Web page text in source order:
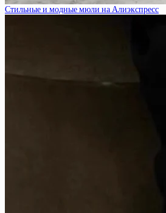
Стильные и модные мюли на Алиэкспресс